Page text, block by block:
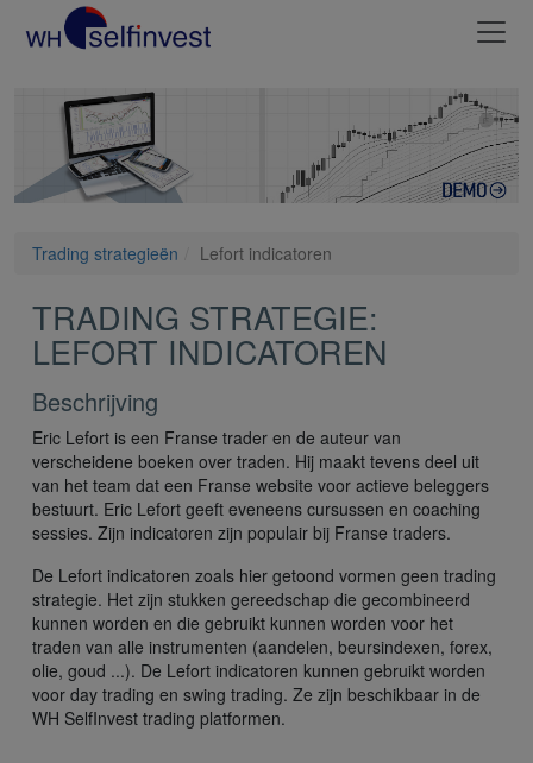
Trading strategieën Lefort indicatoren
TRADING STRATEGIE:
LEFORT INDICATOREN
Beschrijving
Eric Lefort is een Franse trader en de auteur van
verscheidene boeken over traden. Hij maakt tevens deel uit
van het team dat een Franse website voor actieve beleggers
bestuurt. Eric Lefort geeft eveneens cursussen en coaching
sessies. Zijn indicatoren zijn populair bij Franse traders.
De Lefort indicatoren zoals hier getoond vormen geen trading
strategie. Het zijn stukken gereedschap die gecombineerd
kunnen worden en die gebruikt kunnen worden voor het
traden van alle instrumenten (aandelen, beursindexen, forex,
olie, goud ...). De Lefort indicatoren kunnen gebruikt worden
voor day trading en swing trading. Ze zijn beschikbaar in de
WH SelfInvest trading platformen.